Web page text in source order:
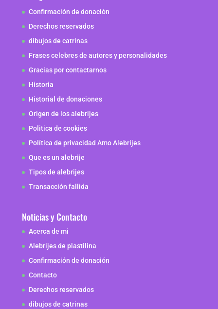
Confirmación de donación
Derechos reservados
dibujos de catrinas
Frases celebres de autores y personalidades
Gracias por contactarnos
Historia
Historial de donaciones
Origen de los alebrijes
Politica de cookies
Política de privacidad Amo Alebrijes
Que es un alebrije
Tipos de alebrijes
Transacción fallida
Noticias y Contacto
Acerca de mi
Alebrijes de plastilina
Confirmación de donación
Contacto
Derechos reservados
dibujos de catrinas